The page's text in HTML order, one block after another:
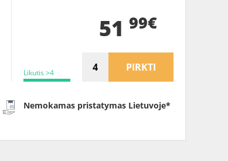
Likutis >4
51 99€
PIRKTI
Nemokamas pristatymas Lietuvoje*